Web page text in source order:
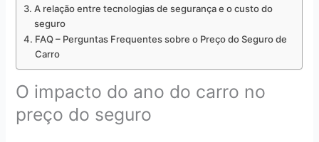
A relação entre tecnologias de segurança e o custo do
seguro
FAQ – Perguntas Frequentes sobre o Preço do Seguro de
Carro
O impacto do ano do carro no
preço do seguro